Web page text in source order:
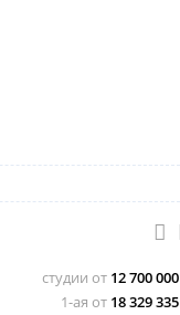
студии от 12 700 000
1-ая от 18 329 335